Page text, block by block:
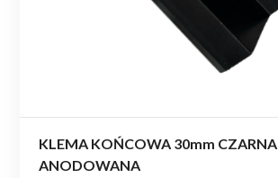
KLEMA KOŃCOWA 30mm CZARNA
ANODOWANA